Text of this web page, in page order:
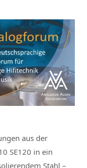
aus der
SE120 in ein
Stahl –